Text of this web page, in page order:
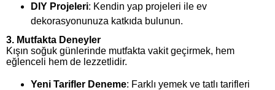
DIY Projeleri: Kendin yap projeleri ile ev
dekorasyonunuza katkıda bulunun.
3. Mutfakta Deneyler
Kışın soğuk günlerinde mutfakta vakit geçirmek, hem
eğlenceli hem de lezzetlidir.
Yeni Tarifler Deneme: Farklı yemek ve tatlı tarifleri